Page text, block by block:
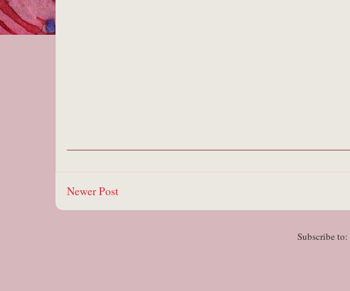
Newer Post
Subscribe to: